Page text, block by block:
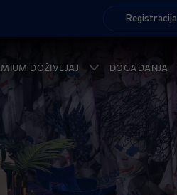
Registracija
DOŽIVLJAJ DOGAĐANJA